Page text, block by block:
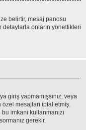
belirtir, mesaj panosu
onların yönettikleri
giriş yapmamışsınız, veya
mesajları iptal etmiş.
imkanı kullanmanızı
gerekir.